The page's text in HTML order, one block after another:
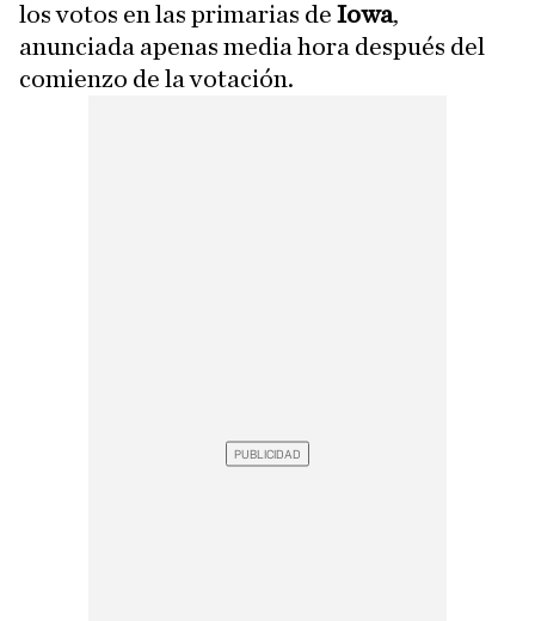
los votos en las primarias de Iowa,
anunciada apenas media hora después del
comienzo de la votación.